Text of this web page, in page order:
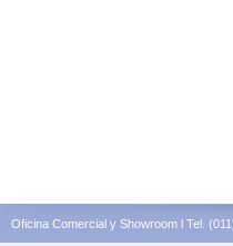
Oficina Comercial y Showroom l Tel.